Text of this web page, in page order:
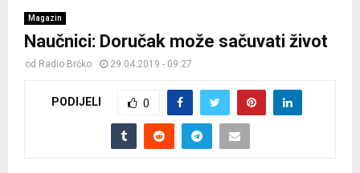
Magazin
Naučnici: Doručak može sačuvati život
od Radio Brčko 29.04.2019 - 09:27
PODIJELI 0